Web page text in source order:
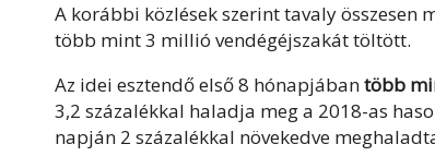
A korábbi közlések szerint tavaly
több mint 3 millió vendégéjszakát töltött.
Az idei esztendő első 8 hónapjábantöbb
3,2 százalékkal haladja meg a 2018-as
napján 2 százalékkal növekedve